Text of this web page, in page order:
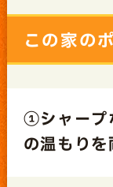
この家の
①シャープ
の温もり